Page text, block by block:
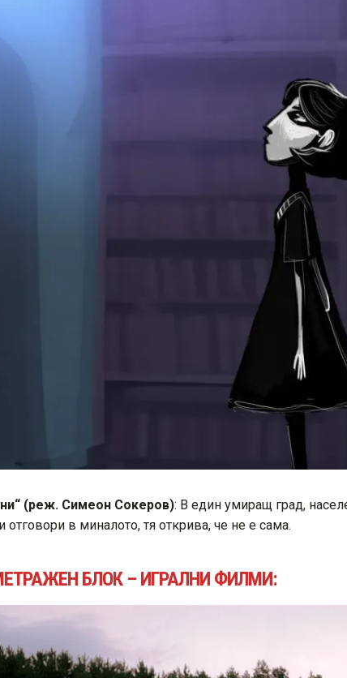
(реж. Симеон Сокеров): В един умиращ град,
отговори в миналото, тя открива, че не е сама.
БЛОК – ИГРАЛНИ ФИЛМИ: